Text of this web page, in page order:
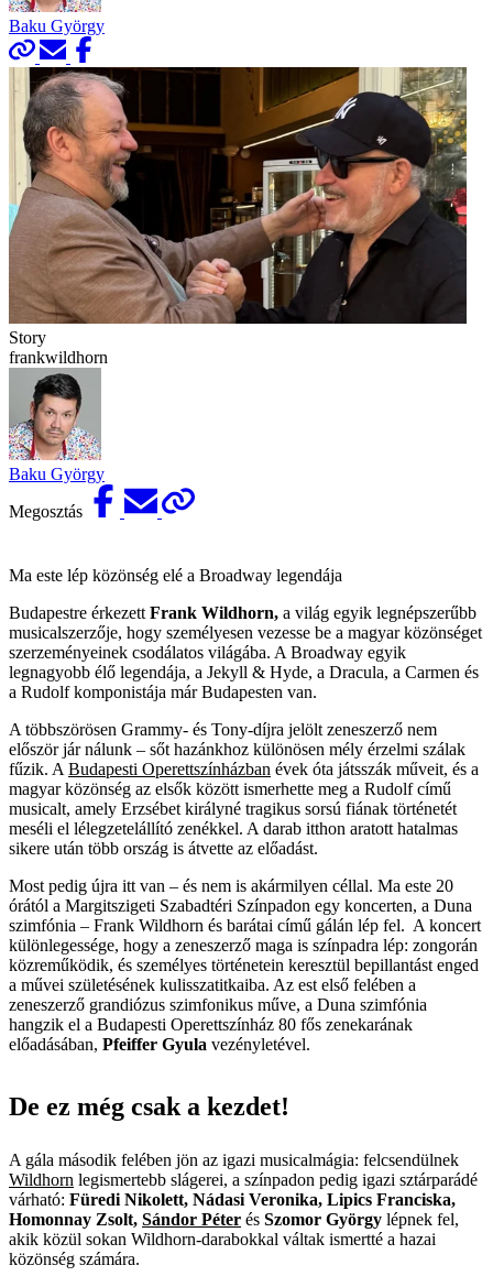
Baku György
Story
frankwildhorn
Baku György
Megosztás
Ma este lép közönség elé a Broadway legendája
Budapestre érkezett Frank Wildhorn, a világ egyik legnépszerűbb
musicalszerzője, hogy személyesen vezesse be a magyar közönséget
szerzeményeinek csodálatos világába. A Broadway egyik
legnagyobb élő legendája, a Jekyll & Hyde, a Dracula, a Carmen és
a Rudolf komponistája már Budapesten van.
A többszörösen Grammy- és Tony-díjra jelölt zeneszerző nem
először jár nálunk – sőt hazánkhoz különösen mély érzelmi szálak
fűzik. A Budapesti Operettszínházban évek óta játsszák műveit, és a
magyar közönség az elsők között ismerhette meg a Rudolf című
musicalt, amely Erzsébet királyné tragikus sorsú fiának történetét
meséli el lélegzetelállító zenékkel. A darab itthon aratott hatalmas
sikere után több ország is átvette az előadást.
Most pedig újra itt van – és nem is akármilyen céllal. Ma este 20
órától a Margitszigeti Szabadtéri Színpadon egy koncerten, a Duna
szimfónia – Frank Wildhorn és barátai című gálán lép fel. A koncert
különlegessége, hogy a zeneszerző maga is színpadra lép: zongorán
közreműködik, és személyes történetein keresztül bepillantást enged
a művei születésének kulisszatitkaiba. Az est első felében a
zeneszerző grandiózus szimfonikus műve, a Duna szimfónia
hangzik el a Budapesti Operettszínház 80 fős zenekarának
előadásában, Pfeiffer Gyula vezényletével.
De ez még csak a kezdet!
A gála második felében jön az igazi musicalmágia: felcsendülnek
Wildhorn legismertebb slágerei, a színpadon pedig igazi sztárparádé
várható: Füredi Nikolett, Nádasi Veronika, Lipics Franciska,
Homonnay Zsolt, Sándor Péter és Szomor György lépnek fel,
akik közül sokan Wildhorn-darabokkal váltak ismertté a hazai
közönség számára.